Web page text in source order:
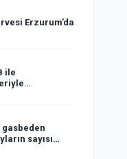
Erzurum’da
ile
gasbeden
sayısı